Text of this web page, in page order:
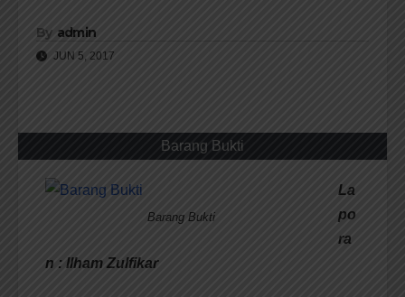
By admin
JUN 5, 2017
Barang Bukti
Barang Bukti
La
po
ra
n : Ilham Zulfikar